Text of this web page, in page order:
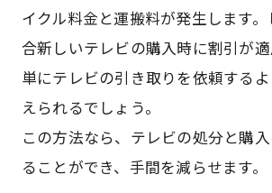
イクル料金と運搬料が発生します
合新しいテレビの購入時に割引が適
単にテレビの引き取りを依頼する
えられるでしょう。
この方法なら、テレビの処分と購
ることができ、手間を減らせます。